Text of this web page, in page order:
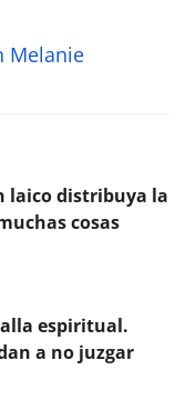
Melanie
laico distribuya la
cosas
espiritual.
a no juzgar